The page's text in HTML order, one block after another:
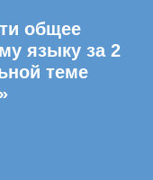
общее
языку за 2
теме